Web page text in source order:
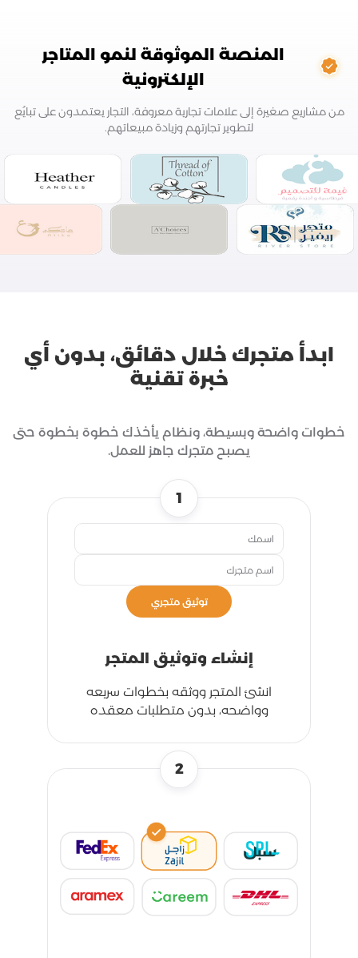
المنصة الموثوقة لنمو المتاجر
الإلكترونية
من مشاريع صغيرة إلى علامات تجارية معروفة، التجار يعتمدون على تبايُع
لتطوير تجارتهم وزيادة مبيعاتهم.
ابدأ متجرك خلال دقائق، بدون أي
خبرة تقنية
خطوات واضحة وبسيطة، ونظام يأخذك خطوة بخطوة حتى
يصبح متجرك جاهز للعمل.
إنشاء وتوثيق المتجر
انشئ المتجر ووثقه بخطوات سريعه
وواضحه، بدون متطلبات معقده
1
2